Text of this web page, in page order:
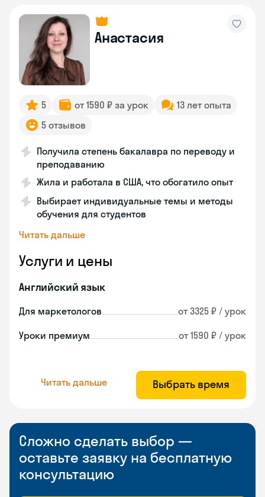
Анастасия
5 от 1590 ₽ за урок
13 лет опыта
5 отзывов
Получила степень бакалавра по переводу и
преподаванию
Жила и работала в США, что обогатило опыт
Выбирает индивидуальные темы и методы
обучения для студентов
Читать дальше
Услуги и цены
Английский язык
Для маркетологов от 3325 ₽ / урок
Уроки премиум от 1590 ₽ / урок
Читать дальше Выбрать время
Сложно сделать выбор —
оставьте заявку на бесплатную
консультацию